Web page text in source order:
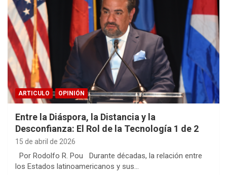
ARTICULO OPINIÓN
Entre la Diáspora, la Distancia y la
Desconfianza: El Rol de la Tecnología 1 de 2
15 de abril de 2026
Por Rodolfo R. Pou Durante décadas, la relación entre
los Estados latinoamericanos y sus…